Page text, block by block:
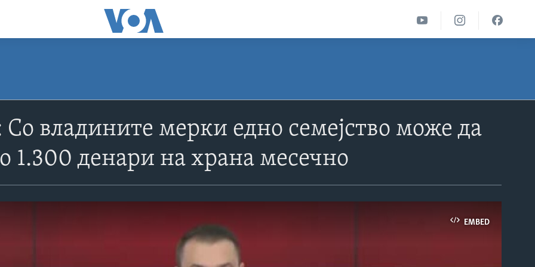
владините мерки едно семејство може да
1.300 денари на храна месечно
EMBED